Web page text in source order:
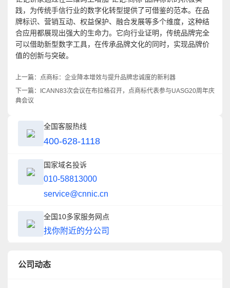
践，为传统手信行业的数字化转型提供了可借鉴的范本。在品
牌标识、营销互动、权益保护、融合发展等多个维度，这种结
合应用都展现出强大的生命力。它向行业证明，传统品牌完全
可以借助新型数字工具，在传承品牌文化的同时，实现品牌价
值的创新与突破。
上一篇： 点商标：企业降本增效与提升品牌忠诚度的新利器
下一篇：
ICANN83次会议在布拉格召开，点商标代表参与UASG20周年庆
典会议
全国客服热线
400-628-1118
国家域名投诉
010-58813000
service@cnnic.cn
全国10多家服务网点
找你附近的分公司
公司动态